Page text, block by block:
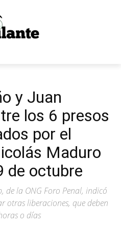
y Juan
los 6 presos
por el
Maduro
de octubre
de la ONG Foro Penal, indicó
liberaciones, que deben
o días